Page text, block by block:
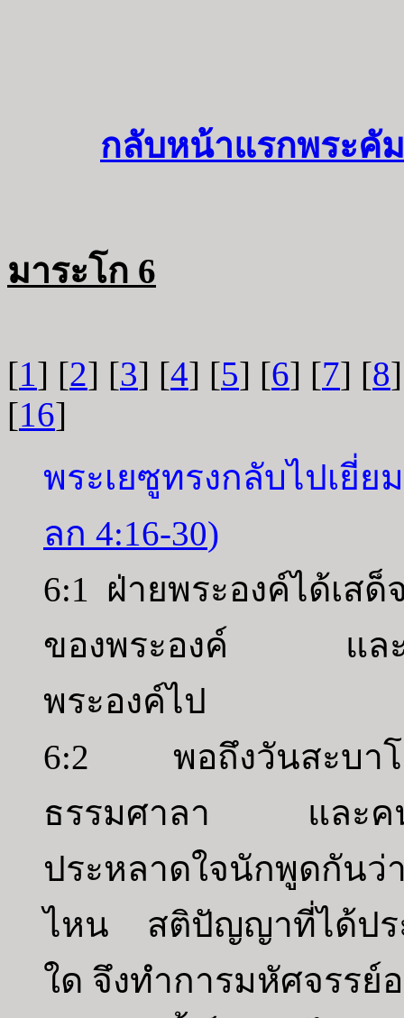
กลับหน้าแรกพระคั
มาระโก 6
[1] [2] [3] [4] [5] [6] [7] [8
[16]
พระเยซูทรงกลับไปเยี่ย
ลก 4:16-30)
6:1 ฝ่ายพระองค์ได้เส
ของพระองค์ และเ
พระองค์ไป
6:2 พอถึงวันสะบาโต
ธรรมศาลา และคน
ประหลาดใจนักพูดกัน
ไหน สติปัญญาที่ได้ปร
ใด จึงทำการมหัศจรรย์